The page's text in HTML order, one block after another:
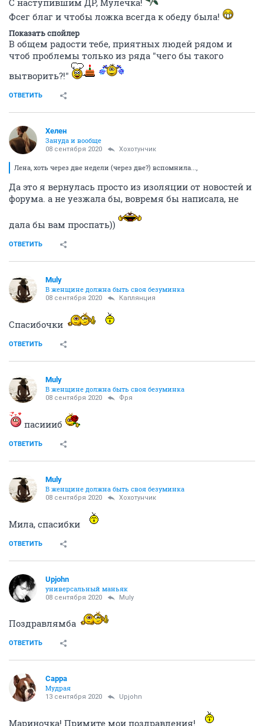
С наступившим ДР, Мулечка!
Фсег благ и чтобы ложка всегда к обеду была!
Показать спойлер
В общем радости тебе, приятных людей рядом и
чтоб проблемы только из ряда "чего бы такого
вытворить?!"
ОТВЕТИТЬ
Хелен
Зануда и вообще
08 сентября 2020 Хохотунчик
Лена, хоть через две недели (через две?) вспомнила...,
Да это я вернулась просто из изоляции от новостей и
форума. а не уезжала бы, вовремя бы написала, не
дала бы вам проспать))
ОТВЕТИТЬ
Muly
В женщине должна быть своя безyминка
08 сентября 2020 Каплянция
Спасибочки
ОТВЕТИТЬ
Muly
В женщине должна быть своя безyминка
08 сентября 2020 Фря
пасиииб
ОТВЕТИТЬ
Muly
В женщине должна быть своя безyминка
08 сентября 2020 Хохотунчик
Мила, спасибки
ОТВЕТИТЬ
Upjohn
универсальный маньяк
08 сентября 2020 Muly
Поздравлямба
ОТВЕТИТЬ
Сарра
Мудрая
13 сентября 2020 Upjohn
Мариночка! Примите мои поздравления!